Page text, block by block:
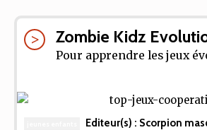
Zombie Kidz
Pour apprendre les jeux
Editeur(s) : Scorpion